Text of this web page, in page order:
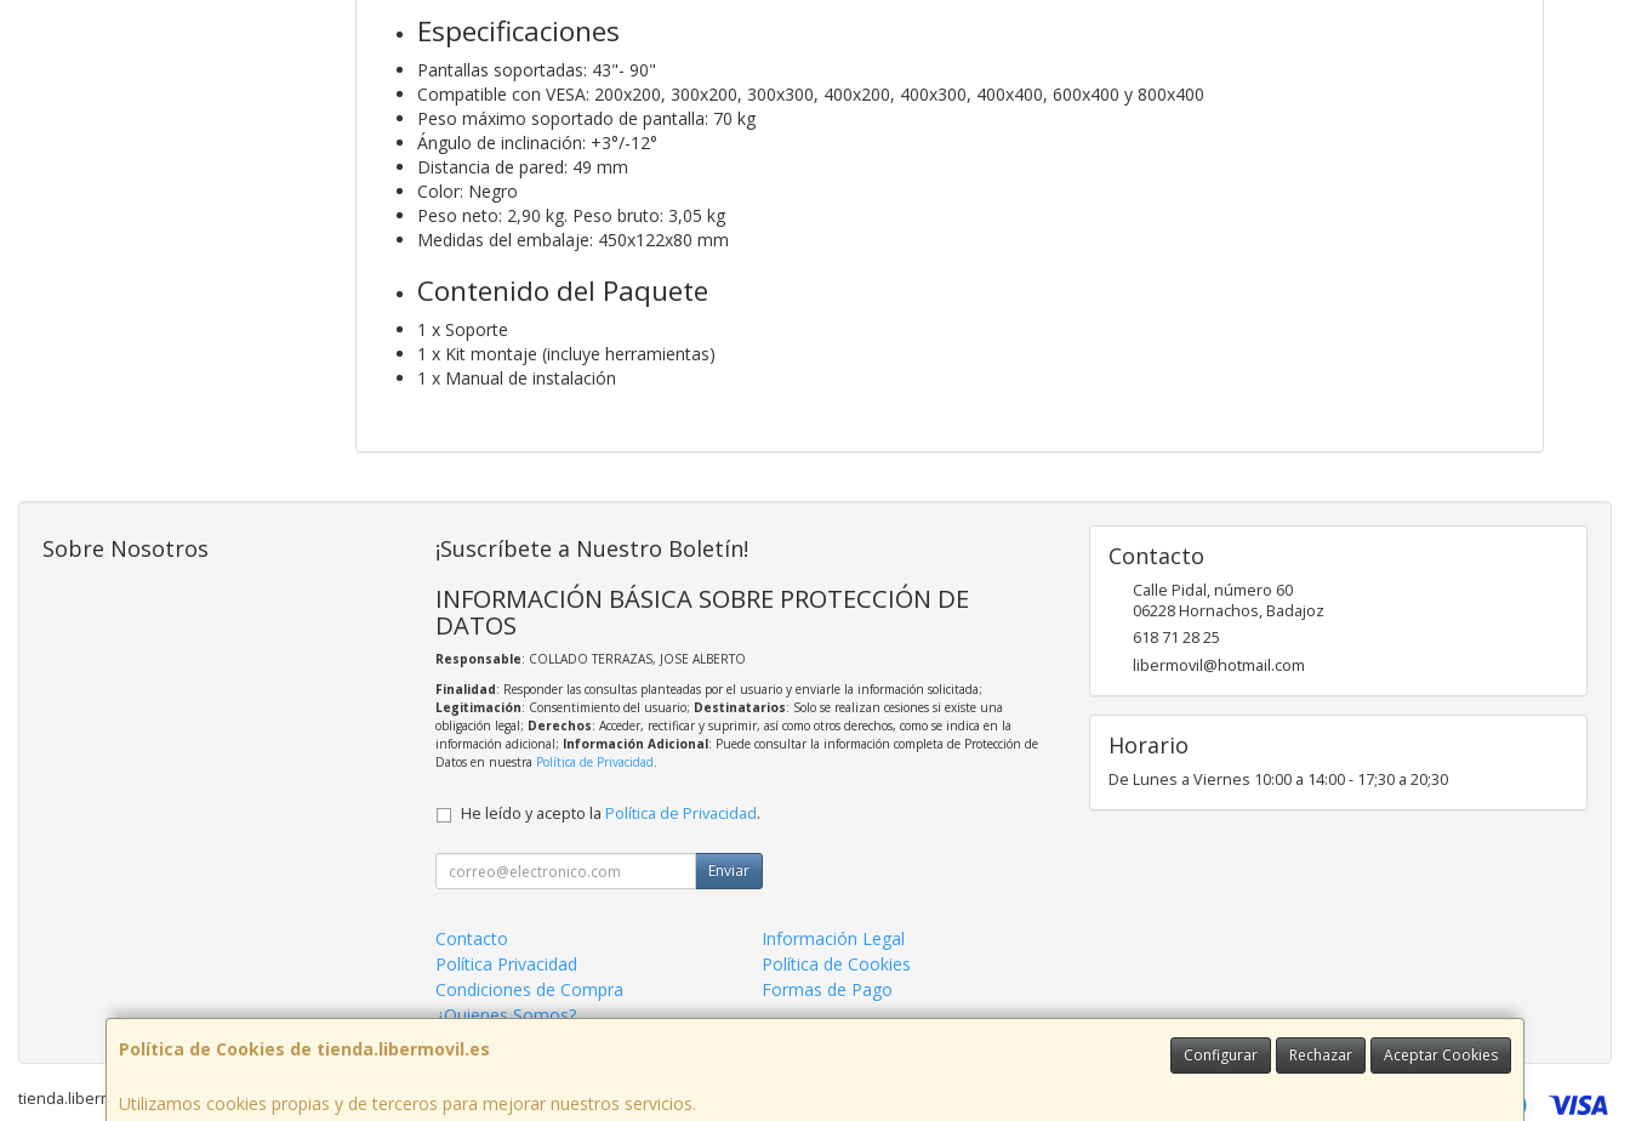
Especificaciones
Pantallas soportadas: 43"- 90"
Compatible con VESA: 200x200, 300x200, 300x300, 400x200, 400x300, 400x400, 600x400 y 800x400
Peso máximo soportado de pantalla: 70 kg
Ángulo de inclinación: +3°/-12°
Distancia de pared: 49 mm
Color: Negro
Peso neto: 2,90 kg. Peso bruto: 3,05 kg
Medidas del embalaje: 450x122x80 mm
Contenido del Paquete
1 x Soporte
1 x Kit montaje (incluye herramientas)
1 x Manual de instalación
Política de Cookies de tienda.libermovil.es Configurar Rechazar Aceptar Cookies
Utilizamos cookies propias y de terceros para mejorar nuestros servicios.
Sobre Nosotros ¡Suscríbete a Nuestro Boletín!
INFORMACIÓN BÁSICA SOBRE PROTECCIÓN DE
DATOS
Responsable: COLLADO TERRAZAS, JOSE ALBERTO
Finalidad: Responder las consultas planteadas por el usuario y enviarle la información solicitada;
Legitimación: Consentimiento del usuario; Destinatarios: Solo se realizan cesiones si existe una
obligación legal; Derechos: Acceder, rectificar y suprimir, así como otros derechos, como se indica en la
información adicional; Información Adicional: Puede consultar la información completa de Protección de
Datos en nuestra Política de Privacidad.
He leído y acepto la Política de Privacidad.
Enviar
Contacto
Información Legal
Política Privacidad
Política de Cookies
Condiciones de Compra
Formas de Pago
¿Quienes Somos?
Contacto
Calle Pidal, número 60
06228Hornachos,Badajoz
618 71 28 25
libermovil@hotmail.com
Horario
De Lunes a Viernes 10:00 a 14:00 - 17;30 a 20;30
tienda.libermovil.es © 2026